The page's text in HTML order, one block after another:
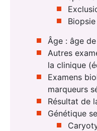
Âge : âge
Autres
la clinique
Examens
marqueurs
Résultat de
Génétique